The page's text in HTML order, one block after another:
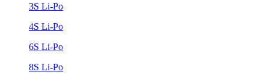
3S Li-Po
4S Li-Po
6S Li-Po
8S Li-Po